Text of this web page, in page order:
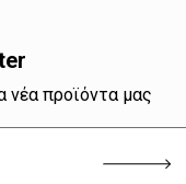
νέα προϊόντα μας